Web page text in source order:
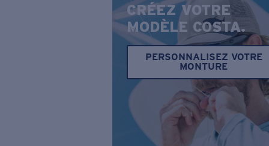
CRÉEZ VOTRE
MODÈLE COSTA.
PERSONNALISEZ VOTRE
MONTURE